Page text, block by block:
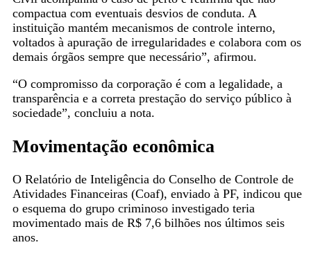
compactua com eventuais desvios de conduta. A
instituição mantém mecanismos de controle interno,
voltados à apuração de irregularidades e colabora com os
demais órgãos sempre que necessário”, afirmou.
“O compromisso da corporação é com a legalidade, a
transparência e a correta prestação do serviço público à
sociedade”, concluiu a nota.
Movimentação econômica
O Relatório de Inteligência do Conselho de Controle de
Atividades Financeiras (Coaf), enviado à PF, indicou que
o esquema do grupo criminoso investigado teria
movimentado mais de R$ 7,6 bilhões nos últimos seis
anos.